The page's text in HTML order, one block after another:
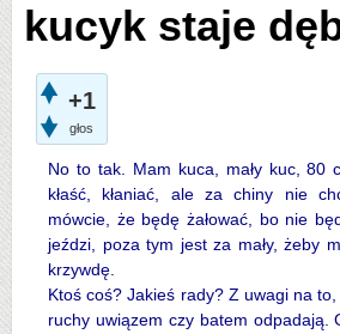
kucyk staje
+1
głos
No to tak. Mam kuca, mały kuc, 80
kłaść, kłaniać, ale za chiny nie
mówcie, że będę żałować, bo nie
jeździ, poza tym jest za mały, żeby
krzywdę.
Ktoś coś? Jakieś rady? Z uwagi na to,
ruchy uwiązem czy batem odpadają.